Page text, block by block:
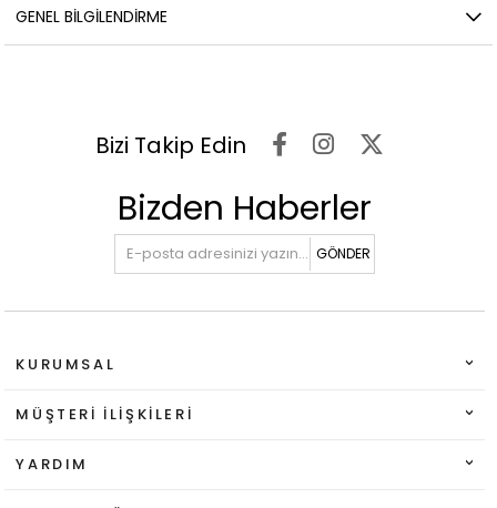
GENEL BILGILENDIRME
Bizi Takip Edin
Bizden Haberler
GÖNDER
KURUMSAL
MÜŞTERI İLIŞKILERI
YARDIM